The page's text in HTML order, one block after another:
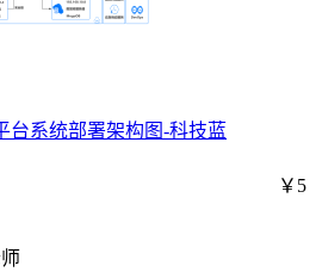
台系统部署架构图-科技蓝
￥5